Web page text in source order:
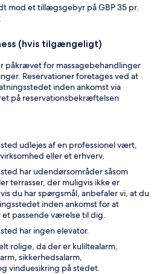
mod et tillægsgebyr på GBP 35 pr.
(hvis tilgængeligt)
påkrævet for massagebehandlinger
Reservationer foretages ved at
inden ankomst via
på reservationsbekræftelsen
udlejes af en professionel vært,
eller et erhverv.
har udendørsområder såsom
terrasser, der muligvis ikke er
du har spørgsmål, anbefaler vi, at du
inden ankomst for at
passende værelse til dig.
har ingen elevator.
rolige, da der er kuliltealarm,
sikkerhedsalarm,
vinduesikring på stedet.